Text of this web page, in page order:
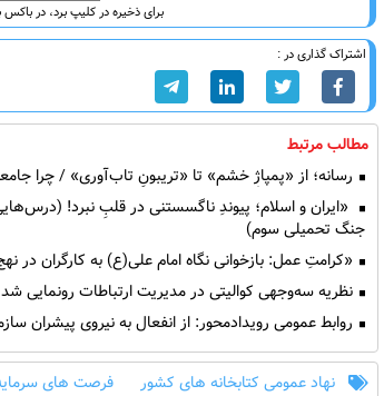
برای ذخیره در کلیپ برد، در باکس
اشتراک گذاری در :
مطالب مرتبط
رسانه؛ از «پمپاژِ خشم» تا «تریبونِ تاب‌آوری» / چرا
«ایران و اسلام؛ پیوندِ ناگسستنی در قلبِ نبرد!
جنگ تحمیلی سوم)
«کرامتِ عمل: بازخوانی نگاه امام علی(ع) به کارگران در
نظریه سه‌وجهی کوالیتی در مدیریت ارتباطات رونمایی شد
روابط عمومی رویدادمحور: از انفعال به نیروی پیشران
نهاد عمومی کتابخانه های کشور فرصت های